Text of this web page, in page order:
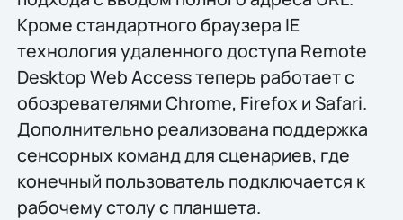
Кроме стандартного браузера IE
технология удаленного доступа Remote
Desktop Web Access теперь работает с
обозревателями Chrome, Firefox и Safari.
Дополнительно реализована поддержка
сенсорных команд для сценариев, где
конечный пользователь подключается к
рабочему столу с планшета.